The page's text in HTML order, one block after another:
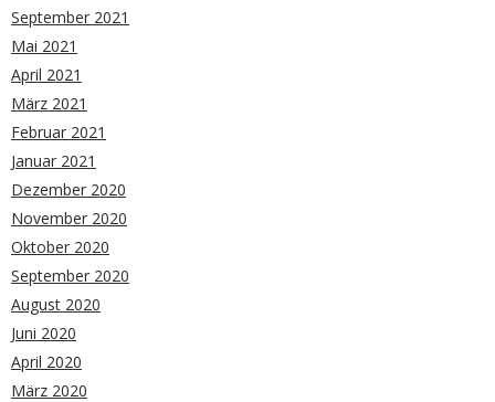
September 2021
Mai 2021
April 2021
März 2021
Februar 2021
Januar 2021
Dezember 2020
November 2020
Oktober 2020
September 2020
August 2020
Juni 2020
April 2020
März 2020